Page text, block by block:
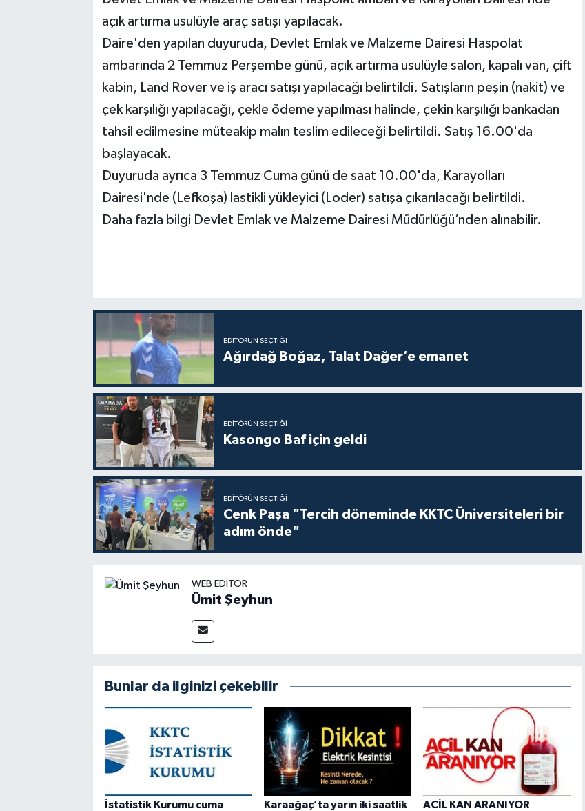
açık artırma usulüyle araç satışı yapılacak.
Daire'den yapılan duyuruda, Devlet Emlak ve Malzeme Dairesi Haspolat
ambarında 2 Temmuz Perşembe günü, açık artırma usulüyle salon, kapalı van, çift
kabin, Land Rover ve iş aracı satışı yapılacağı belirtildi. Satışların peşin (nakit) ve
çek karşılığı yapılacağı, çekle ödeme yapılması halinde, çekin karşılığı bankadan
tahsil edilmesine müteakip malın teslim edileceği belirtildi. Satış 16.00'da
başlayacak.
Duyuruda ayrıca 3 Temmuz Cuma günü de saat 10.00'da, Karayolları
Dairesi'nde (Lefkoşa) lastikli yükleyici (Loder) satışa çıkarılacağı belirtildi.
Daha fazla bilgi Devlet Emlak ve Malzeme Dairesi Müdürlüğü’nden alınabilir.
EDITÖRÜN SEÇTIĞI
Ağırdağ Boğaz, Talat Dağer’e emanet
EDITÖRÜN SEÇTIĞI
Kasongo Baf için geldi
EDITÖRÜN SEÇTIĞI
Cenk Paşa "Tercih döneminde KKTC Üniversiteleri bir
adım önde"
WEB EDITÖR
Ümit Şeyhun
Bunlar da ilginizi çekebilir
İstatistik Kurumu cuma
Karaağaç’ta yarın iki saatlik
ACİL KAN ARANIYOR